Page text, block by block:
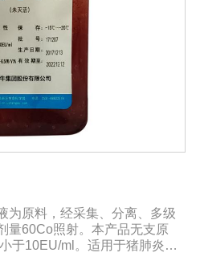
为原料，经采集、分离、多级
量60Co照射。本产品无支原
于10EU/ml。适用于猪肺炎支